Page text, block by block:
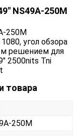
NS49A-250M
250M
угол обзора
решением для
2500nits Tni
товара
250M